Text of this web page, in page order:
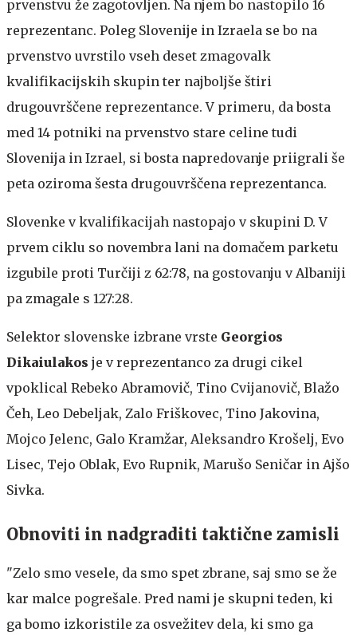
prvenstvu že zagotovljen. Na njem bo nastopilo 16
reprezentanc. Poleg Slovenije in Izraela se bo na
prvenstvo uvrstilo vseh deset zmagovalk
kvalifikacijskih skupin ter najboljše štiri
drugouvrščene reprezentance. V primeru, da bosta
med 14 potniki na prvenstvo stare celine tudi
Slovenija in Izrael, si bosta napredovanje priigrali še
peta oziroma šesta drugouvrščena reprezentanca.
Slovenke v kvalifikacijah nastopajo v skupini D. V
prvem ciklu so novembra lani na domačem parketu
izgubile proti Turčiji z 62:78, na gostovanju v Albaniji
pa zmagale s 127:28.
Selektor slovenske izbrane vrste Georgios
Dikaiulakos je v reprezentanco za drugi cikel
vpoklical Rebeko Abramovič, Tino Cvijanovič, Blažo
Čeh, Leo Debeljak, Zalo Friškovec, Tino Jakovina,
Mojco Jelenc, Galo Kramžar, Aleksandro Krošelj, Evo
Lisec, Tejo Oblak, Evo Rupnik, Marušo Seničar in Ajšo
Sivka.
Obnoviti in nadgraditi taktične zamisli
"Zelo smo vesele, da smo spet zbrane, saj smo se že
kar malce pogrešale. Pred nami je skupni teden, ki
ga bomo izkoristile za osvežitev dela, ki smo ga